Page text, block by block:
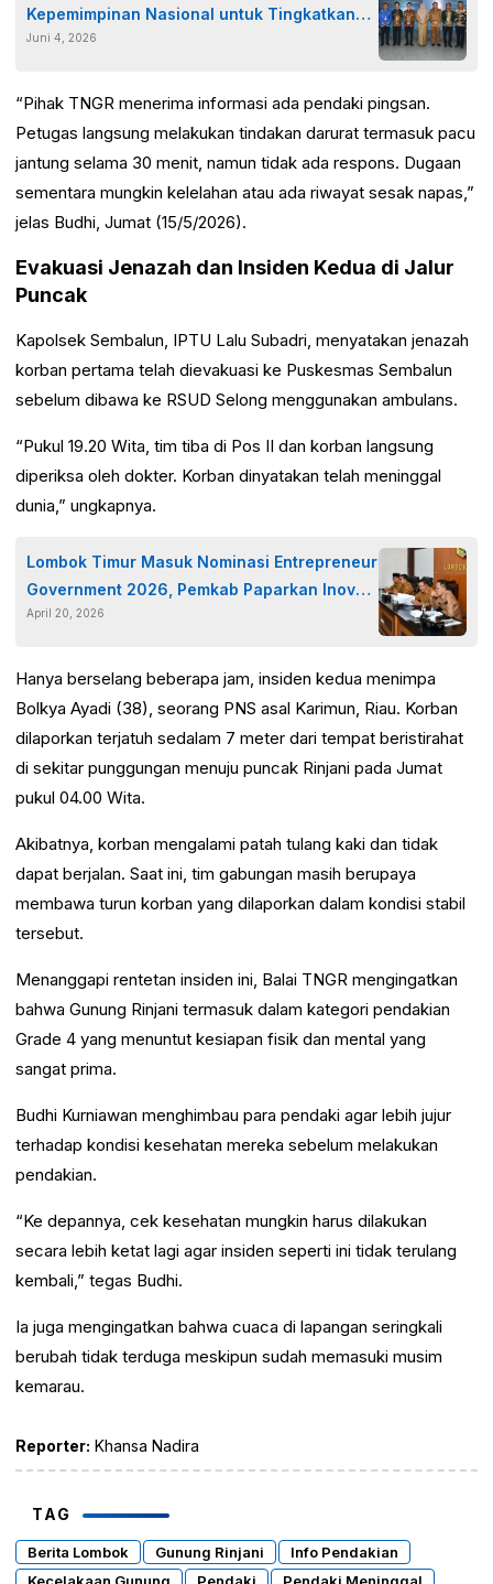
Kepemimpinan Nasional untuk Tingkatkan
Kualitas Pelayanan Publik
Juni 4, 2026
“Pihak TNGR menerima informasi ada pendaki pingsan.
Petugas langsung melakukan tindakan darurat termasuk pacu
jantung selama 30 menit, namun tidak ada respons. Dugaan
sementara mungkin kelelahan atau ada riwayat sesak napas,”
jelas Budhi, Jumat (15/5/2026).
Evakuasi Jenazah dan Insiden Kedua di Jalur
Puncak
Kapolsek Sembalun, IPTU Lalu Subadri, menyatakan jenazah
korban pertama telah dievakuasi ke Puskesmas Sembalun
sebelum dibawa ke RSUD Selong menggunakan ambulans.
“Pukul 19.20 Wita, tim tiba di Pos II dan korban langsung
diperiksa oleh dokter. Korban dinyatakan telah meninggal
dunia,” ungkapnya.
Lombok Timur Masuk Nominasi Entrepreneur
Government 2026, Pemkab Paparkan Inovasi
Pembiayaan Daerah
April 20, 2026
Hanya berselang beberapa jam, insiden kedua menimpa
Bolkya Ayadi (38), seorang PNS asal Karimun, Riau. Korban
dilaporkan terjatuh sedalam 7 meter dari tempat beristirahat
di sekitar punggungan menuju puncak Rinjani pada Jumat
pukul 04.00 Wita.
Akibatnya, korban mengalami patah tulang kaki dan tidak
dapat berjalan. Saat ini, tim gabungan masih berupaya
membawa turun korban yang dilaporkan dalam kondisi stabil
tersebut.
Menanggapi rentetan insiden ini, Balai TNGR mengingatkan
bahwa Gunung Rinjani termasuk dalam kategori pendakian
Grade 4 yang menuntut kesiapan fisik dan mental yang
sangat prima.
Budhi Kurniawan menghimbau para pendaki agar lebih jujur
terhadap kondisi kesehatan mereka sebelum melakukan
pendakian.
“Ke depannya, cek kesehatan mungkin harus dilakukan
secara lebih ketat lagi agar insiden seperti ini tidak terulang
kembali,” tegas Budhi.
Ia juga mengingatkan bahwa cuaca di lapangan seringkali
berubah tidak terduga meskipun sudah memasuki musim
kemarau.
Reporter: Khansa Nadira
TAG
Berita Lombok Gunung Rinjani
Info Pendakian